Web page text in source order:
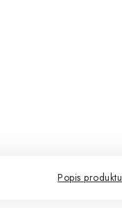
Popis produktu